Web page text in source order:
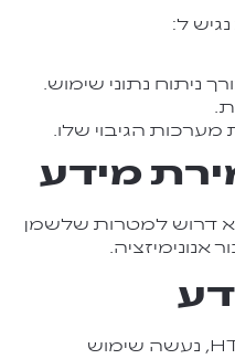
ל:
הגיבוי שלו.
דרוש למטרות שלשמן
אנונימיזציה.
האתר פועל תחת חיבור HTTPS, נעשה שימוש